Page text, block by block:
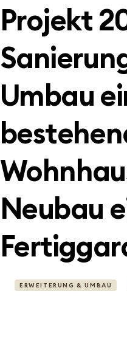
Projekt
Umbau
Neubau
ERWEITERUNG & UMBAU